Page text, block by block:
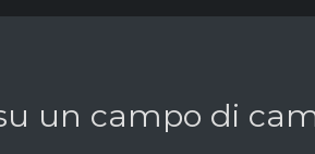
un campo di